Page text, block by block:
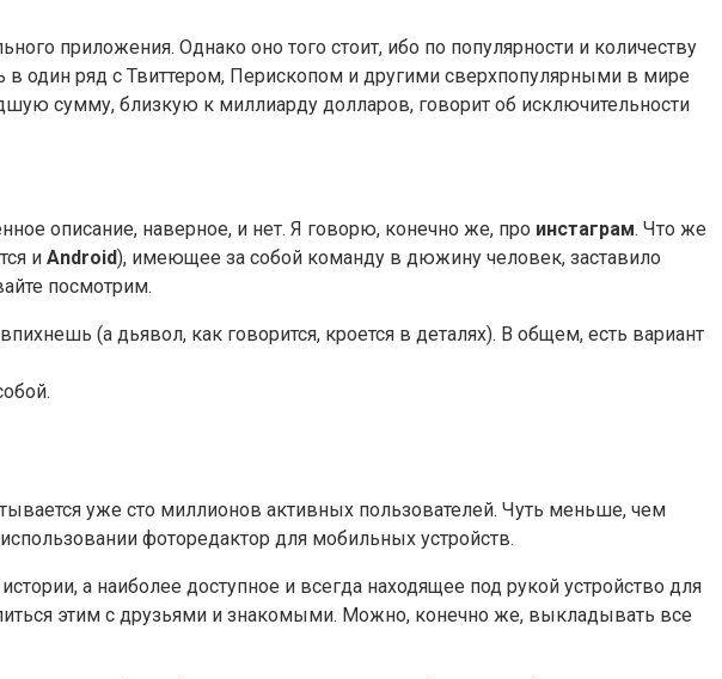
приложения. Однако оно того стоит, ибо по популярности и количеству
в один ряд с Твиттером, Перископом и другими сверхпопулярными в мире
сумму, близкую к миллиарду долларов, говорит об исключительности
описание, наверное, и нет. Я говорю, конечно же, про инстаграм. Что же
и Android), имеющее за собой команду в дюжину человек, заставило
посмотрим.
(а дьявол, как говорится, кроется в деталях). В общем, есть вариант
уже сто миллионов активных пользователей. Чуть меньше, чем
фоторедактор для мобильных устройств.
а наиболее доступное и всегда находящее под рукой устройство для
этим с друзьями и знакомыми. Можно, конечно же, выкладывать все